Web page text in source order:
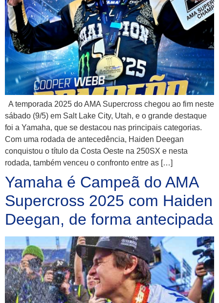
A temporada 2025 do AMA Supercross chegou ao fim neste
sábado (9/5) em Salt Lake City, Utah, e o grande destaque
foi a Yamaha, que se destacou nas principais categorias.
Com uma rodada de antecedência, Haiden Deegan
conquistou o título da Costa Oeste na 250SX e nesta
rodada, também venceu o confronto entre as […]
Yamaha é Campeã do AMA
Supercross 2025 com Haiden
Deegan, de forma antecipada